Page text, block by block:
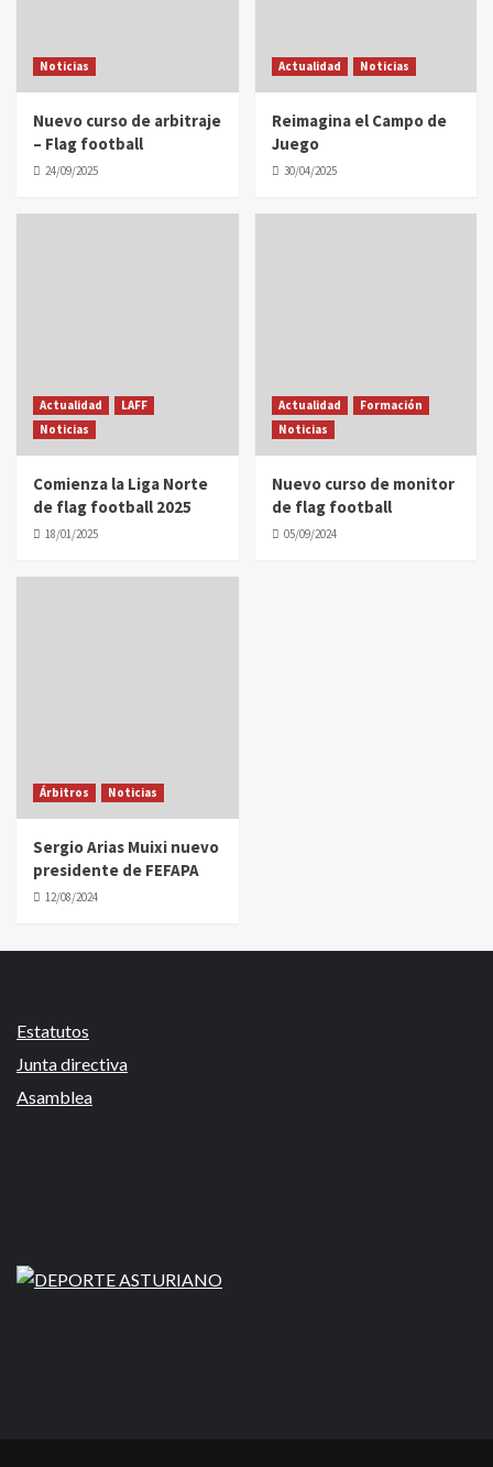
Noticias
Nuevo curso de arbitraje
– Flag football
24/09/2025
Actualidad Noticias
Reimagina el Campo de
Juego
30/04/2025
Actualidad
LAFF
Noticias
Comienza la Liga Norte
de flag football 2025
18/01/2025
Actualidad
Formación
Noticias
Nuevo curso de monitor
de flag football
05/09/2024
Árbitros Noticias
Sergio Arias Muixi nuevo
presidente de FEFAPA
12/08/2024
Estatutos
Junta directiva
Asamblea